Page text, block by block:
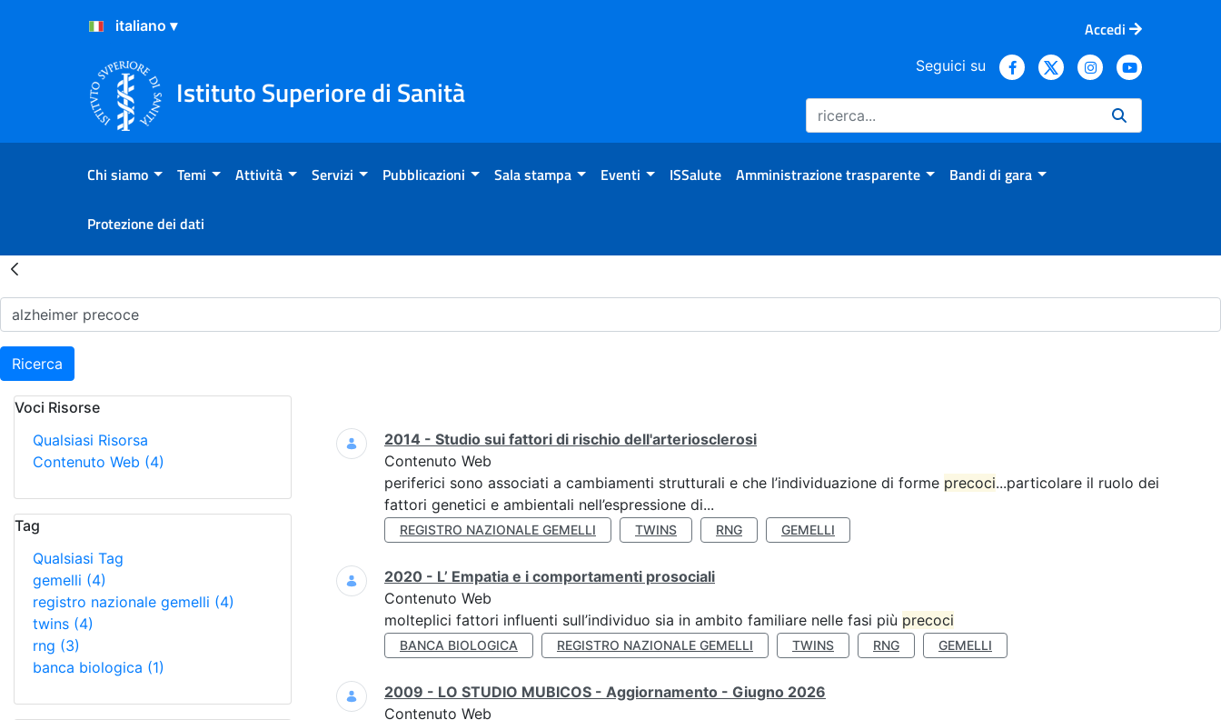
Salta al Contenuto
Salta al Footer
Accedi
Istituto Superiore di Sanità
Seguici su
Chi siamo Temi Attività Servizi Pubblicazioni Sala stampa Eventi ISSalute Amministrazione trasparente Bandi di gara
Protezione dei dati
Risultati della Ricerca - Home
Ricerca
Voci Risorse
Qualsiasi Risorsa
Contenuto Web (4)
Tag
Qualsiasi Tag
gemelli (4)
registro nazionale gemelli (4)
twins (4)
rng (3)
banca biologica (1)
Ricerca
2014 - Studio sui fattori di rischio dell'arteriosclerosi
Contenuto Web
periferici sono associati a cambiamenti strutturali e che l’individuazione di forme precoci...particolare il ruolo dei
fattori genetici e ambientali nell’espressione di...
REGISTRO NAZIONALE GEMELLI TWINS RNG GEMELLI
2020 - L’ Empatia e i comportamenti prosociali
Contenuto Web
molteplici fattori influenti sull’individuo sia in ambito familiare nelle fasi più precoci
BANCA BIOLOGICA REGISTRO NAZIONALE GEMELLI TWINS RNG GEMELLI
2009 - LO STUDIO MUBICOS - Aggiornamento - Giugno 2026
Contenuto Web